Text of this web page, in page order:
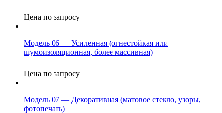
Цена по запросу
Модель 06 — Усиленная (огнестойкая или
шумоизоляционная, более массивная)
Цена по запросу
Модель 07 — Декоративная (матовое стекло, узоры,
фотопечать)